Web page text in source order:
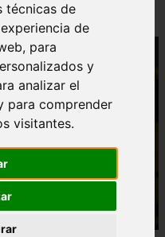
técnicas de
de
para
y
analizar el
para comprender
visitantes.